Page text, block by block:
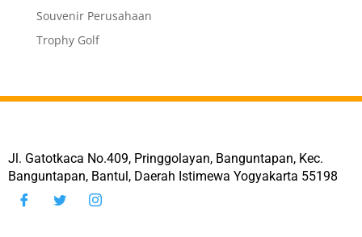
Souvenir Perusahaan
Trophy Golf
Jl. Gatotkaca No.409, Pringgolayan, Banguntapan, Kec.
Banguntapan, Bantul, Daerah Istimewa Yogyakarta 55198